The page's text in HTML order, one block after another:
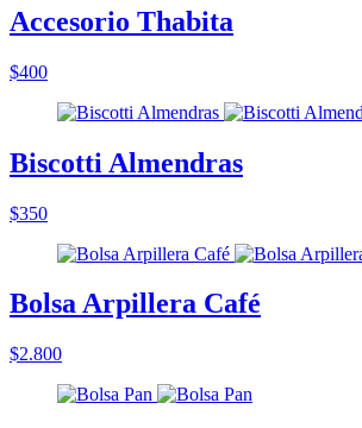
Accesorio Thabita
$400
Biscotti Almendras
$350
Bolsa Arpillera Café
$2.800